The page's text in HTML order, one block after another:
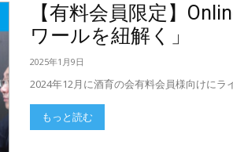
【有料会員限定】
ワールを紐解く」
2025年1月9日
2024年12月に酒育の会有料会員様向けにラ
もっと読む